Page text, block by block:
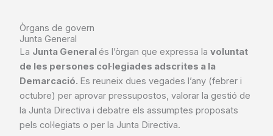
Òrgans de govern
Junta General
La Junta General és l’òrgan que expressa la voluntat
de les persones col·legiades adscrites a la
Demarcació. Es reuneix dues vegades l’any (febrer i
octubre) per aprovar pressupostos, valorar la gestió de
la Junta Directiva i debatre els assumptes proposats
pels col·legiats o per la Junta Directiva.